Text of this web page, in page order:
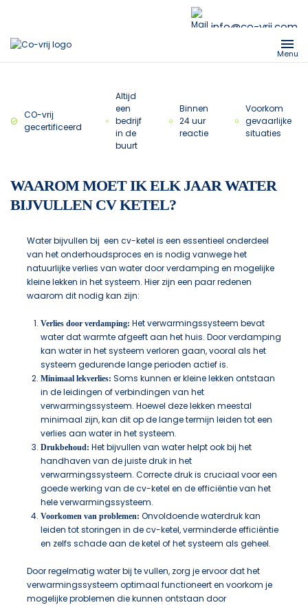
info@co-vrij.com
Menu
CO-vrij
gecertificeerd
Altijd
een
bedrijf
in de
buurt
Binnen
24 uur
reactie
Voorkom
gevaarlijke
situaties
WAAROM MOET IK ELK JAAR WATER
BIJVULLEN CV KETEL?
Water bijvullen bij een cv-ketel is een essentieel onderdeel
van het onderhoudsproces en is nodig vanwege het
natuurlijke verlies van water door verdamping en mogelijke
kleine lekken in het systeem. Hier zijn een paar redenen
waarom dit nodig kan zijn:
Verlies door verdamping: Het verwarmingssysteem bevat
water dat warmte afgeeft aan het huis. Door verdamping
kan water in het systeem verloren gaan, vooral als het
systeem gedurende lange perioden actief is.
Minimaal lekverlies: Soms kunnen er kleine lekken ontstaan
in de leidingen of verbindingen van het
verwarmingssysteem. Hoewel deze lekken meestal
minimaal zijn, kan dit op de lange termijn leiden tot een
verlies aan water in het systeem.
Drukbehoud: Het bijvullen van water helpt ook bij het
handhaven van de juiste druk in het
verwarmingssysteem. Correcte druk is cruciaal voor een
goede werking van de cv-ketel en de efficiëntie van het
hele verwarmingssysteem.
Voorkomen van problemen: Onvoldoende waterdruk kan
leiden tot storingen in de cv-ketel, verminderde efficiëntie
en zelfs schade aan de ketel of het systeem als geheel.
Door regelmatig water bij te vullen, zorg je ervoor dat het
verwarmingssysteem optimaal functioneert en voorkom je
mogelijke problemen die kunnen ontstaan door